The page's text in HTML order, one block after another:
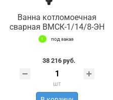
Ванна котломоечная
сварная ВМСК-1/14/8-ЭН
под заказ
38 216 руб.
шт